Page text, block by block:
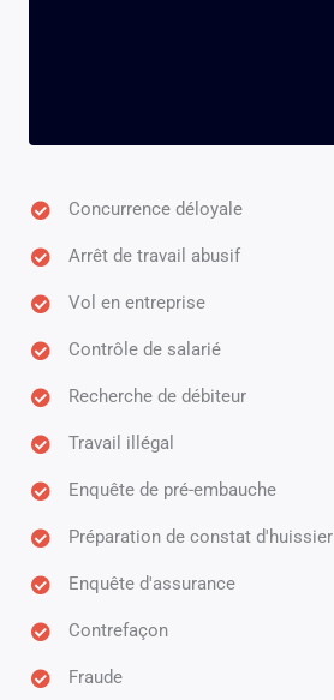
Concurrence déloyale
Arrêt de travail abusif
Vol en entreprise
Contrôle de salarié
Recherche de débiteur
Travail illégal
Enquête de pré-embauche
Préparation de constat d'huissier
Enquête d'assurance
Contrefaçon
Fraude